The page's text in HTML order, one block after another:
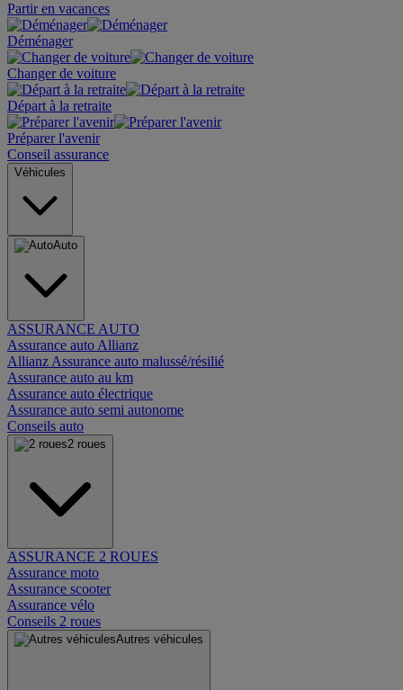
Partir en vacances
Déménager
Changer de voiture
Départ à la retraite
Préparer l'avenir
Conseil assurance
Véhicules
Auto
ASSURANCE AUTO
Assurance auto Allianz
Allianz Assurance auto malussé/résilié
Assurance auto au km
Assurance auto électrique
Assurance auto semi autonome
Conseils auto
2 roues
ASSURANCE 2 ROUES
Assurance moto
Assurance scooter
Assurance vélo
Conseils 2 roues
Autres véhicules